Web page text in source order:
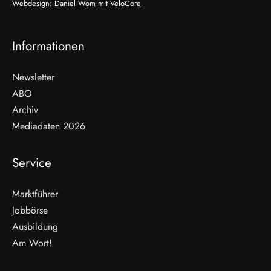
Webdesign: Daniel Wom mit VeloCore
Informationen
Newsletter
ABO
Archiv
Mediadaten 2026
Service
Marktführer
Jobbörse
Ausbildung
Am Wort!